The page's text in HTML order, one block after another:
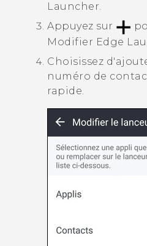
Launcher.
Appuyez sur
Modifier Edge
Choisissez
numéro de
rapide.